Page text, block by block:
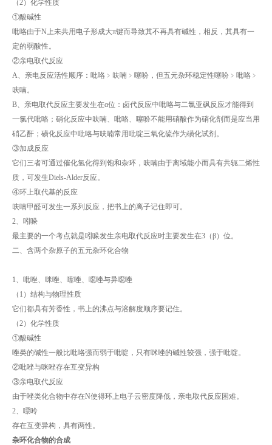
（2）化学性质
①酸碱性
吡咯由于N上未共用电子形成大π键而导致其不再具有碱性，相反，其具有一
定的弱酸性。
②亲电取代反应
A、亲电反应活性顺序：吡咯﹥呋喃﹥噻吩，但五元杂环稳定性噻吩﹥吡咯﹥
呋喃。
B、亲电取代反应主要发生在α位：卤代反应中吡咯与二氯亚砜反应才能得到
一氯代吡咯；硝化反应中呋喃、吡咯、噻吩不能用硝酸作为硝化剂而是应当用
硝乙酐；磺化反应中吡咯与呋喃常用吡啶三氧化硫作为磺化试剂。
③加成反应
它们三者可通过催化氢化得到饱和杂环，呋喃由于离域能小而具有共轭二烯性
质，可发生Diels-Alder反应。
④环上取代基的反应
呋喃甲醛可发生一系列反应，把书上的离子记住即可。
2、吲哚
最主要的一个考点就是吲哚发生亲电取代反应时主要发生在3（β）位。
二、含两个杂原子的五元杂环化合物
1、吡唑、咪唑、噻唑、噁唑与异噁唑
（1）结构与物理性质
它们都具有芳香性，书上的沸点与溶解度顺序要记住。
（2）化学性质
①酸碱性
唑类的碱性一般比吡咯强而弱于吡啶，只有咪唑的碱性较强，强于吡啶。
②吡唑与咪唑存在互变异构
③亲电取代反应
由于唑类化合物中存在N使得环上电子云密度降低，亲电取代反应困难。
2、嘌呤
存在互变异构，具有两性。
杂环化合物的合成